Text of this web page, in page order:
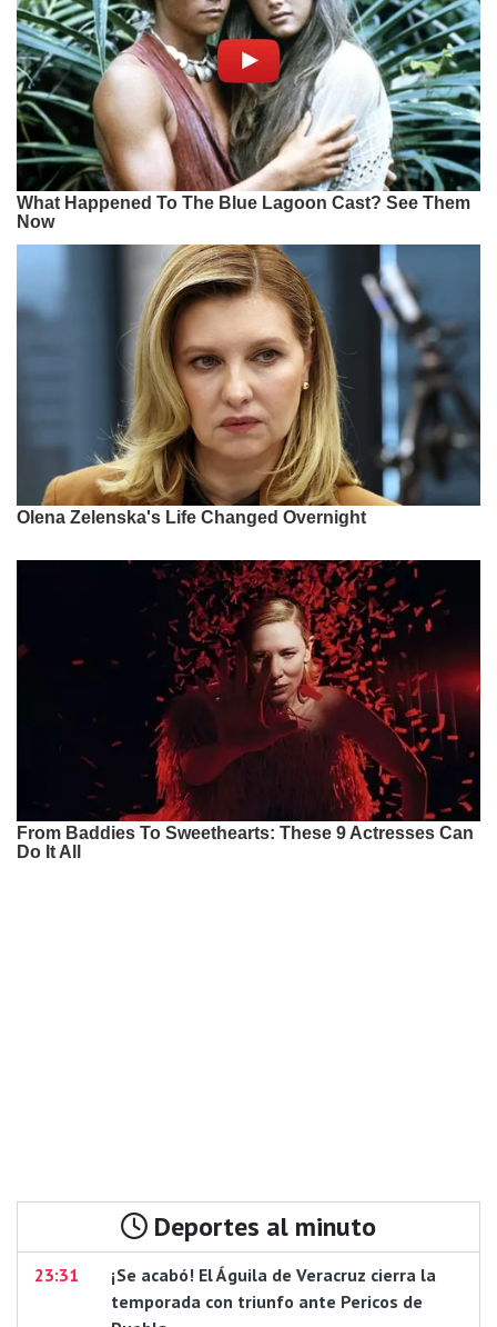
Deportes al minuto
23:31
¡Se acabó! El Águila de Veracruz cierra la
temporada con triunfo ante Pericos de